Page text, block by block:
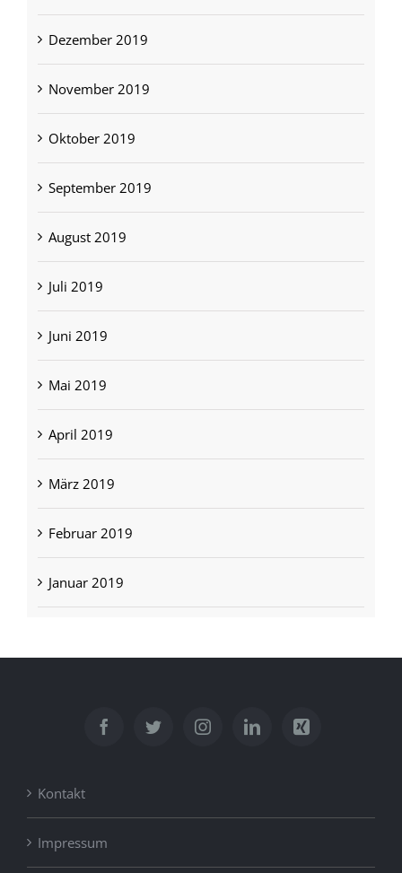
Dezember 2019
November 2019
Oktober 2019
September 2019
August 2019
Juli 2019
Juni 2019
Mai 2019
April 2019
März 2019
Februar 2019
Januar 2019
Kontakt
Impressum